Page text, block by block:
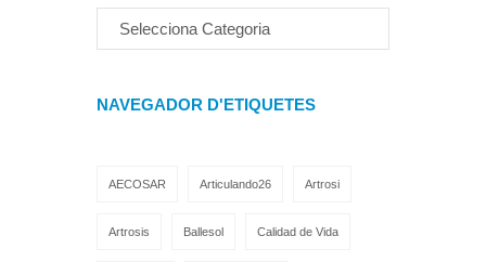
NAVEGADOR D'ETIQUETES
AECOSAR Articulando26 Artrosi
Artrosis Ballesol Calidad de Vida